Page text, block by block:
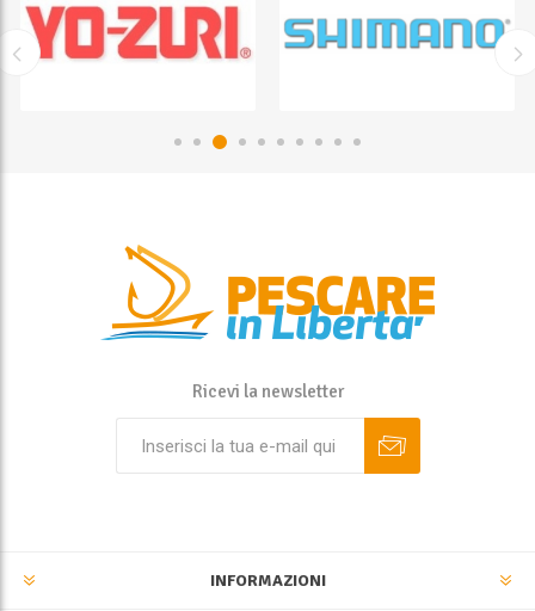
Ricevi la newsletter
INFORMAZIONI